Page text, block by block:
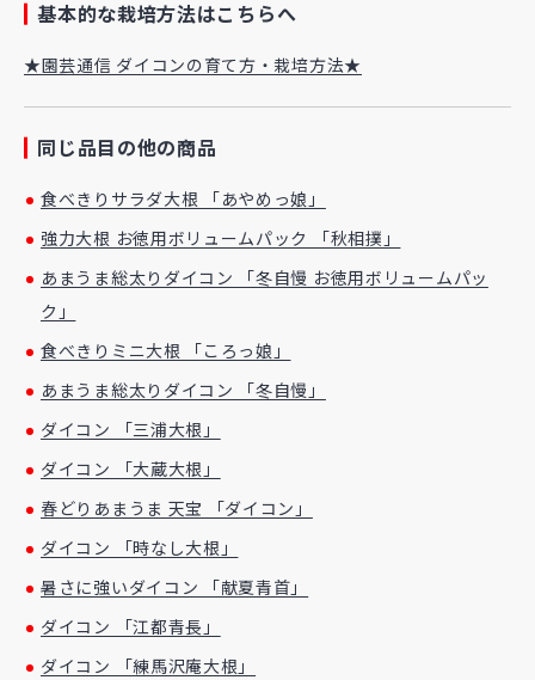
基本的な栽培方法はこちらへ
★園芸通信 ダイコンの育て方・栽培方法★
同じ品目の他の商品
食べきりサラダ大根 「あやめっ娘」
強力大根 お徳用ボリュームパック 「秋相撲」
あまうま総太りダイコン 「冬自慢 お徳用ボリュームパッ
ク」
食べきりミニ大根 「ころっ娘」
あまうま総太りダイコン 「冬自慢」
ダイコン 「三浦大根」
ダイコン 「大蔵大根」
春どりあまうま 天宝 「ダイコン」
ダイコン 「時なし大根」
暑さに強いダイコン 「献夏青首」
ダイコン 「江都青長」
ダイコン 「練馬沢庵大根」